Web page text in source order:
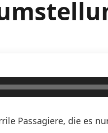
Passagiere, die es